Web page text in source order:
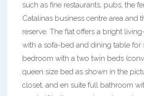
such as fine restaurants, pubs, the
Catalinas business centre area and
reserve. The flat offers a bright
with a sofa-bed and dining table for
bedroom with a two twin beds
queen size bed as shown in the
closet, and en suite full bathroom